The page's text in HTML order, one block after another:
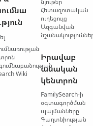
Wiki
նյութեր
Հետազոտական
ուղեցույց
Ազգանվան
Իրավաբ
անական
կենտրոն
FamilySearch-ի
օգտագործման
պայմանները
Գաղտնիության